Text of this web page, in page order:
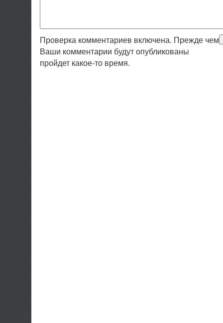
Проверка комментариев включена. Прежде чем
Ваши комментарии будут опубликованы
пройдет какое-то время.